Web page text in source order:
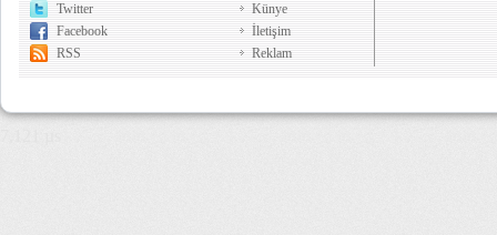
Twitter
Facebook
RSS
Künye
İletişim
Reklam